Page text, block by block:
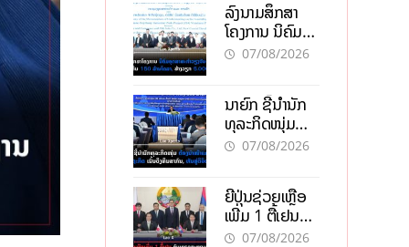
ແລະ ຈຸນລະ
ວິສາຫະກິດ
ລົງນາມສຶກສາ
ໂຄງການ ນິຄົມ
ອຸດສາຫະກຳ
150 ລ້ານໂດລາ,
ສ້າງວຽກ 5.000
ຕຳແໜ່ງ
07/08/2026
ນາຍົກ ຊີ້ນຳນັກ
ທຸລະກິດໜຸ່ມ
ຕ້ອງນຳໜ້າແກ້
ສາກົນ, ຫັນສູ່ດິຈິ
ຕອນ
07/08/2026
ຍີ່ປຸ່ນຊ່ວຍເຫຼືອ
ເພີ່ມ 1 ຕື້ເຢນ
ອັບເກຣດ
07/08/2026